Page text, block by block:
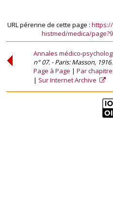
URL pérenne de cette page :
histmed/medica/
Annales médico-
n° 07. - Paris: Masson, 1916.
Page à Page
Par
Sur Internet Archive